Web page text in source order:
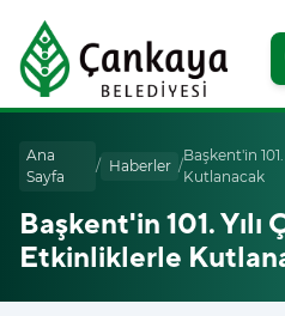
Ana
Sayfa
/ Haberler /
Başkent'in
Kutlanacak
Başkent'in 101. Yılı
Etkinliklerle